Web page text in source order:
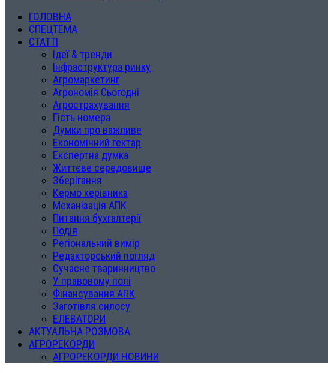
ГОЛОВНА
СПЕЦТЕМА
СТАТТІ
Ідеї & тренди
Інфраструктура ринку
Агромаркетинг
Агрономія Сьогодні
Агрострахування
Гість номера
Думки про важливе
Економічний гектар
Експертна думка
Життєве середовище
Зберігання
Кермо керівника
Механізація АПК
Питання бухгалтерії
Подія
Регіональний вимір
Редакторський погляд
Сучасне тваринництво
У правовому полі
Фінансування АПК
Заготівля силосу
ЕЛЕВАТОРИ
АКТУАЛЬНА РОЗМОВА
АГРОРЕКОРДИ
АГРОРЕКОРДИ НОВИНИ